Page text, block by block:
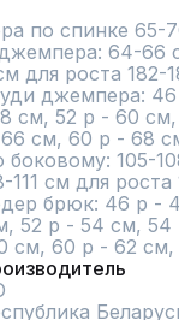
по спинке 65-
64-66
для роста 182-
джемпера:
см, 52 р - 60
см, 60 р - 68
105-
111 см для роста
брюк: 46 р -
52 р - 54 см,
см, 60 р - 62